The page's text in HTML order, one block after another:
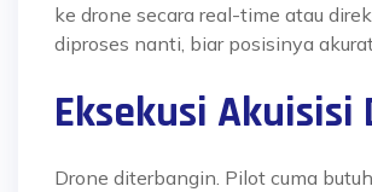
ke drone secara real-time atau
diproses nanti, biar posisinya
Eksekusi Akuisisi
Drone diterbangin. Pilot cuma